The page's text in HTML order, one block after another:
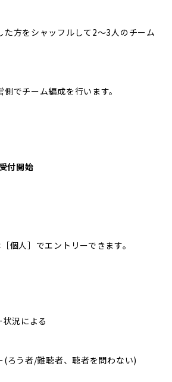
方をシャッフルして2〜3人のチーム
でチーム編成を行います。
付開始
個人］でエントリーできます。
況による
(ろう者/難聴者、聴者を問わない)